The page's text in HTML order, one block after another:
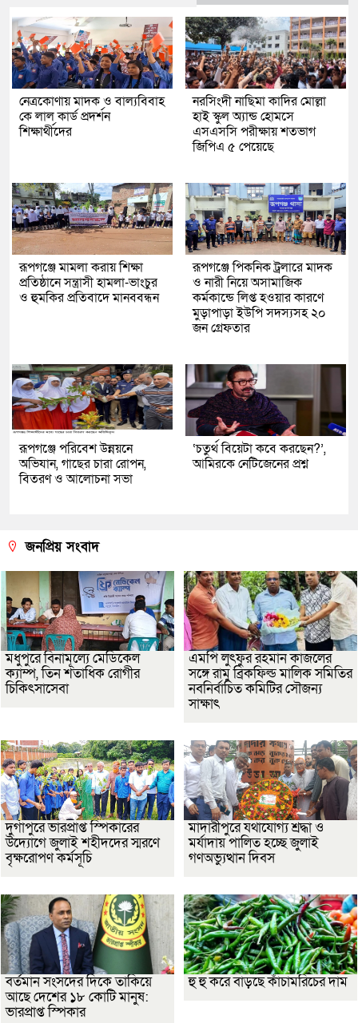
নেত্রকোণায় মাদক ও বাল্যবিবাহ
কে লাল কার্ড প্রদর্শন
শিক্ষার্থীদের
নরসিংদী নাছিমা কাদির মোল্লা
হাই স্কুল অ্যান্ড হোমসে
এসএসসি পরীক্ষায় শতভাগ
জিপিএ ৫ পেয়েছে
রূপগঞ্জে মামলা করায় শিক্ষা
প্রতিষ্ঠানে সন্ত্রাসী হামলা-ভাংচুর
ও হুমকির প্রতিবাদে মানববন্ধন
রূপগঞ্জে পিকনিক ট্রলারে মাদক
ও নারী নিয়ে অসামাজিক
কর্মকান্ডে লিপ্ত হওয়ার কারণে
মুড়াপাড়া ইউপি সদস্যসহ ২০
জন গ্রেফতার
রূপগঞ্জে পরিবেশ উন্নয়নে
অভিযান, গাছের চারা রোপন,
বিতরণ ও আলোচনা সভা
‘চতুর্থ বিয়েটা কবে করছেন?’,
আমিরকে নেটিজেনের প্রশ্ন
জনপ্রিয় সংবাদ
মধুপুরে বিনামূল্যে মেডিকেল
ক্যাম্প, তিন শতাধিক রোগীর
চিকিৎসাসেবা
এমপি লুৎফুর রহমান কাজলের
সঙ্গে রামু ব্রিকফিল্ড মালিক সমিতির
নবনির্বাচিত কমিটির সৌজন্য
সাক্ষাৎ
দুর্গাপুরে ভারপ্রাপ্ত স্পিকারের
উদ্যোগে জুলাই শহীদদের স্মরণে
বৃক্ষরোপণ কর্মসূচি
মাদারীপুরে যথাযোগ্য শ্রদ্ধা ও
মর্যাদায় পালিত হচ্ছে জুলাই
গণঅভ্যুত্থান দিবস
বর্তমান সংসদের দিকে তাকিয়ে
আছে দেশের ১৮ কোটি মানুষ:
ভারপ্রাপ্ত স্পিকার
হু হু করে বাড়ছে কাঁচামরিচের দাম